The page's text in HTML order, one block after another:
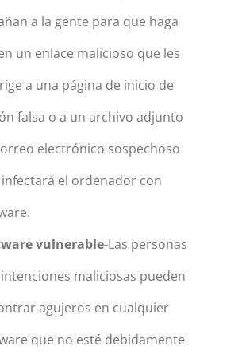
a la gente para que haga
un enlace malicioso que les
a una página de inicio de
falsa o a un archivo adjunto
electrónico sospechoso
el ordenador con
vulnerable-Las personas
maliciosas pueden
agujeros en cualquier
que no esté debidamente